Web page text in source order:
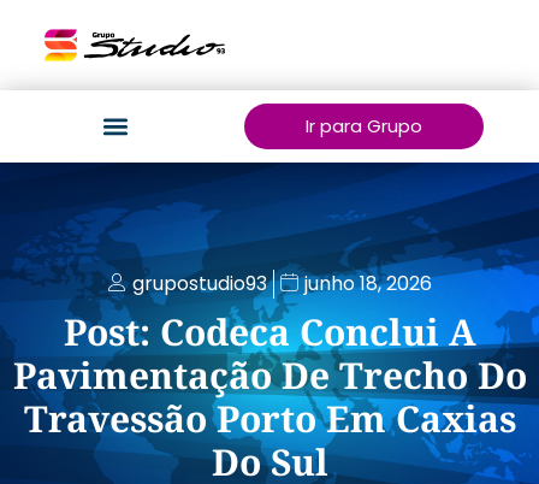
Ir para Grupo
grupostudio93 junho 18, 2026
Post: Codeca Conclui A
Pavimentação De Trecho Do
Travessão Porto Em Caxias
Do Sul